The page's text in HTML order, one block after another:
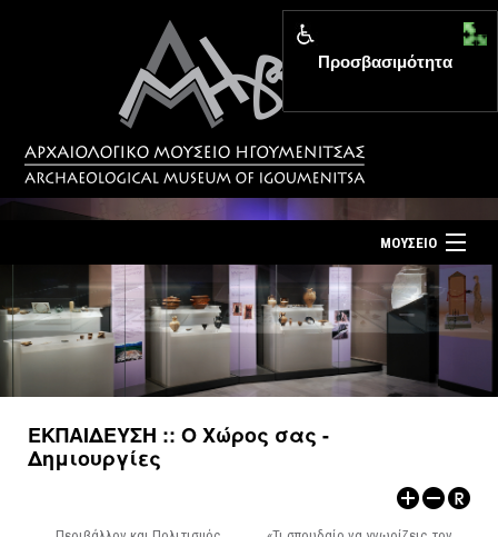
Αρχική σελίδα
Επίσκεψη
Επικοινωνία
Νέα
ΜΟΥΣΕΙΟ
ΤΟ ΜΟΥΣΕΙΟ
ΕΚΘΕΣΕΙΣ
ΕΚΔΟΣΕΙΣ
ΕΚΠΑΙΔΕΥΣΗ :: Ο Χώρος σας -
Δημιουργίες
Προσβασιμότητα